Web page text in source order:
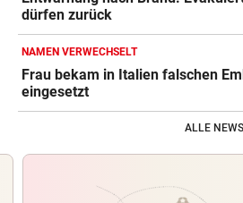
dürfen zurück
NAMEN VERWECHSELT
Frau bekam in Italien falschen
eingesetzt
ALLE